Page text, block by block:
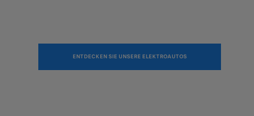
ENTDECKEN SIE UNSERE ELEKTROAUTOS